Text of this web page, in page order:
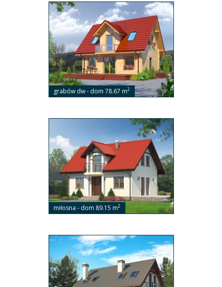
grabów dw - dom 78.67 m2
miłosna - dom 89.15 m2